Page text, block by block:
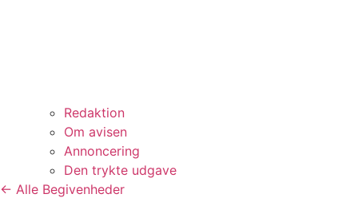
Redaktion
Om avisen
Annoncering
Den trykte udgave
← Alle Begivenheder